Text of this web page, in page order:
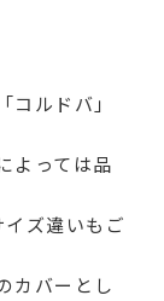
ルドバ」
よっては品
ズ違いもご
カバーとし